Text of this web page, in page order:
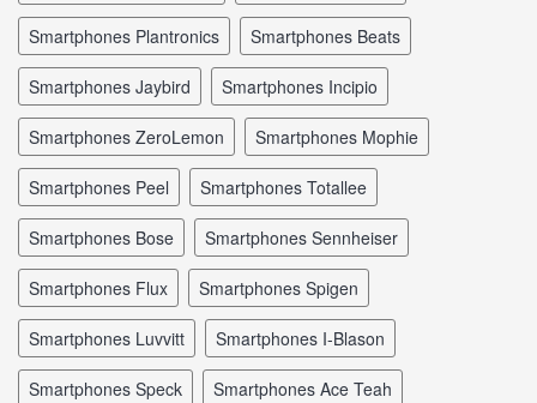
smartphones Plantronics smartphones Beats
smartphones Jaybird smartphones Incipio
smartphones ZeroLemon smartphones Mophie
smartphones Peel smartphones Totallee
smartphones Bose smartphones Sennheiser
smartphones Flux smartphones Spigen
smartphones Luvvitt smartphones I-Blason
smartphones Speck smartphones Ace Teah